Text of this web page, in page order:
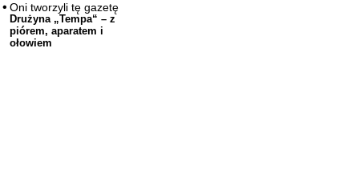
Oni tworzyli tę gazetę
Drużyna „Tempa“ – z
piórem, aparatem i
ołowiem